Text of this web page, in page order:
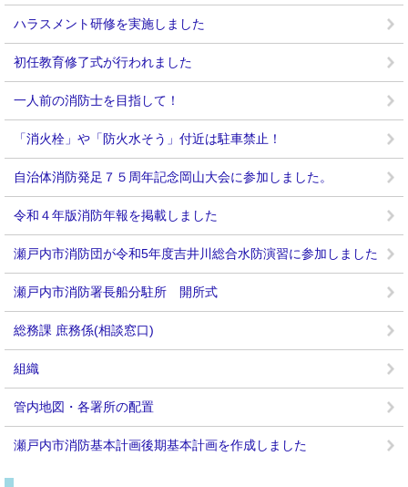
ハラスメント研修を実施しました
初任教育修了式が行われました
一人前の消防士を目指して！
「消火栓」や「防火水そう」付近は駐車禁止！
自治体消防発足７５周年記念岡山大会に参加しました。
令和４年版消防年報を掲載しました
瀬戸内市消防団が令和5年度吉井川総合水防演習に参加しました
瀬戸内市消防署長船分駐所 開所式
総務課 庶務係(相談窓口)
組織
管内地図・各署所の配置
瀬戸内市消防基本計画後期基本計画を作成しました